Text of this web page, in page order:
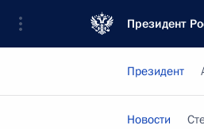
Президент
Президент
Новости